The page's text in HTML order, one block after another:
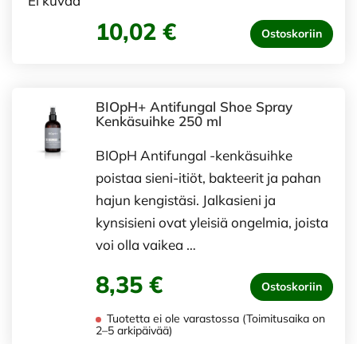
10,02 € Ostoskoriin
BIOpH+ Antifungal Shoe Spray
Kenkäsuihke 250 ml
BIOpH Antifungal -kenkäsuihke
poistaa sieni-itiöt, bakteerit ja pahan
hajun kengistäsi. Jalkasieni ja
kynsisieni ovat yleisiä ongelmia, joista
voi olla vaikea …
8,35 € Ostoskoriin
Tuotetta ei ole varastossa (Toimitusaika on
2–5 arkipäivää)